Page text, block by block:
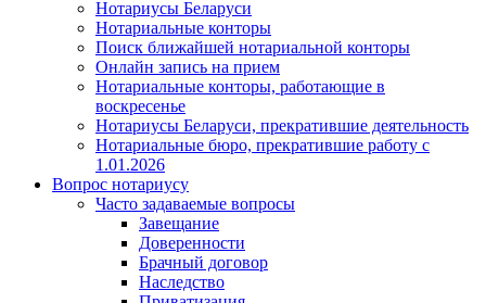
Нотариусы Беларуси
Нотариальные конторы
Поиск ближайшей нотариальной конторы
Онлайн запись на прием
Нотариальные конторы, работающие в
воскресенье
Нотариусы Беларуси, прекратившие деятельность
Нотариальные бюро, прекратившие работу с
1.01.2026
Вопрос нотариусу
Часто задаваемые вопросы
Завещание
Доверенности
Брачный договор
Наследство